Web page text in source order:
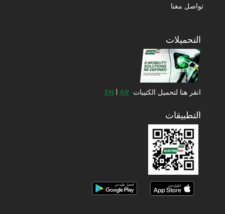
تواصل معنا
التحميلات
انقر هنا لتحميل الكتيبات EN |AR
التطبيقات